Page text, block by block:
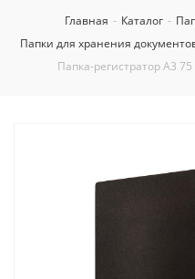
Главная - Каталог -
Папки для хранения
Папка-регистратор А3